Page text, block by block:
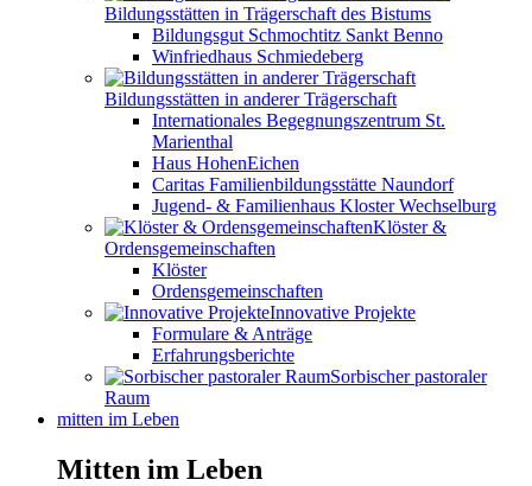
Bildungsstätten in Trägerschaft des Bistums
Bildungsgut Schmochtitz Sankt Benno
Winfriedhaus Schmiedeberg
Bildungsstätten in anderer Trägerschaft
Internationales Begegnungszentrum St.
Marienthal
Haus HohenEichen
Caritas Familienbildungsstätte Naundorf
Jugend- & Familienhaus Kloster Wechselburg
Klöster &
Ordensgemeinschaften
Klöster
Ordensgemeinschaften
Innovative Projekte
Formulare & Anträge
Erfahrungsberichte
Sorbischer pastoraler
Raum
mitten im Leben
Mitten im Leben